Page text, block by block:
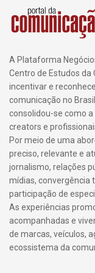
A Plataforma
Centro de Estudos da
incentivar e
comunicação no
consolidou-se como
creators e
Por meio de uma
preciso, relevante e
jornalismo, relações
mídias, convergência
participação de
As experiências
acompanhadas e
de marcas, veículos,
ecossistema da